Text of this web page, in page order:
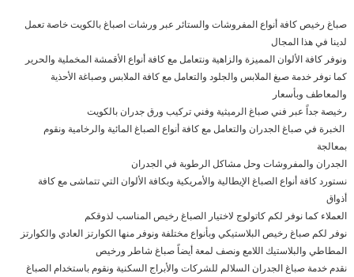
صباغ رخيص كافة أنواع المفروشات والستائر عبر ورشات اصباغ بالكويت خاصة تعمل
لدينا في هذا المجال
ونوفر كافة الألوان المميزة والزاهية ونتعامل مع كافة أنواع الأقمشة المخملية والحرير
كما نوفر خدمة صبغ الملابس والجلود والتعامل مع كافة الملابس وصباغة الأحذية
والمعاطف وبأسعار
رخيصة جداً عبر فني صباغ الرميثية وفني تركيب ورق جدران بالكويت
الخبرة في صباغ الجدران والتعامل مع كافة أنواع الصباغ المائية والرخامية ونقوم
بمعالجة
الجدران والمفروشات وحل مشاكل الرطوبة في الجدران
نستورد كافة أنواع الصباغ الإيطالية والأمريكية وبكافة الألوان التي تتماشى مع كافة
أذواق
العملاء كما نوفر لكم كاتولوج لاختيار الصباغ رخيص المناسب لذوقكم
نوفر لكم صباغ رخيص البلاستيكي وبأنواع مختلفة ونوفر منها الكوارتز العادي والكوارتز
المطاطي والبلاستيك اللامع ونصف لمعة أيضاً صباغ شاطر ورخيص
نقدم خدمة صباغ الجدران السلالم للشركات والأبراج السكنية ونقوم باستخدام الصباغ